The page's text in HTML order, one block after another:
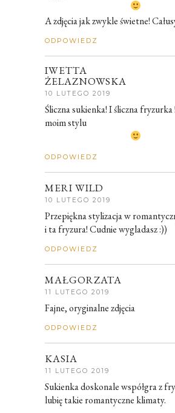
A zdjęcia jak zwykle świetne!
ODPOWIEDZ
IWETTA
ŻELAZNOWSKA
10 LUTEGO 2019
Śliczna sukienka! I śliczna
moim stylu
ODPOWIEDZ
MERI WILD
10 LUTEGO 2019
Przepiękna stylizacja w
i ta fryzura! Cudnie wygladasz :))
ODPOWIEDZ
MAŁGORZATA
11 LUTEGO 2019
Fajne, oryginalne zdjęcia
ODPOWIEDZ
KASIA
11 LUTEGO 2019
Sukienka doskonale współgra z
lubię takie romantyczne klimaty.